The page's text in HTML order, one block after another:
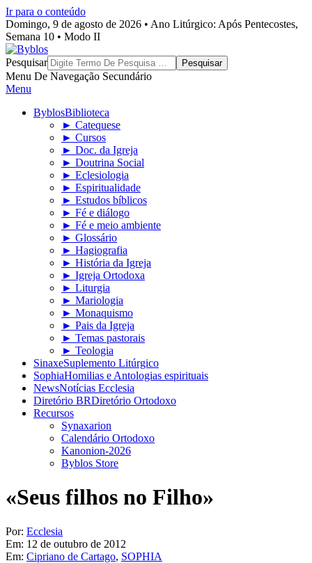
Ir para o conteúdo
Domingo, 9 de agosto de 2026 • Ano Litúrgico: Após Pentecostes,
Semana 10 • Modo II
Byblos
Pesquisar
Menu De Navegação Secundário
Menu
ByblosBiblioteca
► Catequese
► Cursos
► Doc. da Igreja
► Doutrina Social
► Eclesiologia
► Espiritualidade
► Estudos bíblicos
► Fé e diálogo
► Fé e meio ambiente
► Glossário
► Hagiografia
► História da Igreja
► Igreja Ortodoxa
► Liturgia
► Mariologia
► Monaquismo
► Pais da Igreja
► Temas pastorais
► Teologia
SinaxeSuplemento Litúrgico
SophiaHomilias e Antologias espirituais
NewsNotícias Ecclesia
Diretório BRDiretório Ortodoxo
Recursos
Synaxarion
Calendário Ortodoxo
Kanonion-2026
Byblos Store
«Seus filhos no Filho»
Por: Ecclesia
Em: 12 de outubro de 2012
Em: Cipriano de Cartago, SOPHIA